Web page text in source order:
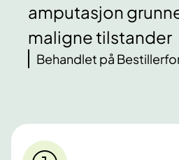
amputasjon
maligne tilstander
Behandlet på